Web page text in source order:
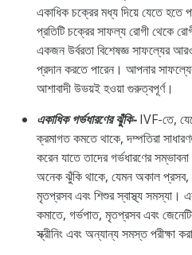
একাধিক চক্রের মধ্য দিয়ে যেতে হতে
প্রতিটি চক্রের সাফল্য রোগী থেকে
একজন উর্বরতা বিশেষজ্ঞ সাফল্যের
প্রদান করতে পারেন। আপনার
আশাবাদী উভয়ই হওয়া গুরুত্বপূর্ণ।
একাধিক গর্ভধারণের ঝুঁকি-IVF-তে,
ক্রমাগত কমতে থাকে, দম্পতিরা
করেন যাতে তাদের গর্ভধারণের
অনেক ঝুঁকি থাকে, যেমন অকাল প্রসব,
মৃতপ্রসব এবং শিশুর স্বাস্থ্য সমস্যা।
কমাতে, গর্ভপাত, মৃতপ্রসব এবং
স্ক্রীনিং এবং অন্যান্য সমস্ত পরীক্ষা